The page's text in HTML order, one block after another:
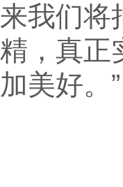
来我们将
精，真正
加美好。”